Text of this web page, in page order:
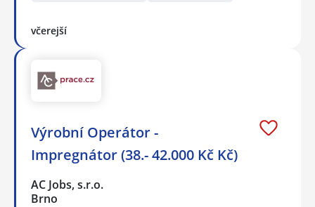
včerejší
Výrobní Operátor -
Impregnátor (38.- 42.000 Kč Kč)
AC Jobs, s.r.o.
Brno